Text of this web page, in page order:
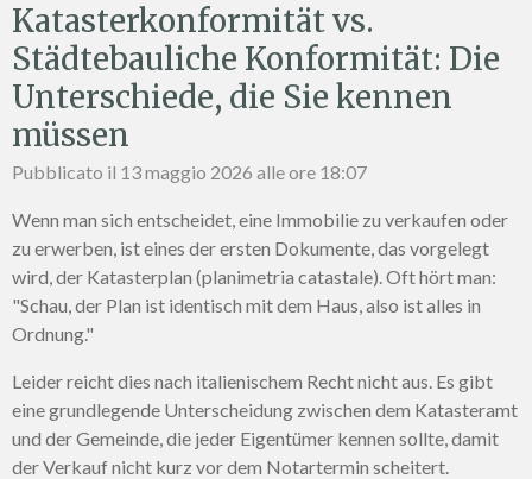
Katasterkonformität vs.
Städtebauliche Konformität: Die
Unterschiede, die Sie kennen
müssen
Pubblicato il 13 maggio 2026 alle ore 18:07
Wenn man sich entscheidet, eine Immobilie zu verkaufen oder
zu erwerben, ist eines der ersten Dokumente, das vorgelegt
wird, der Katasterplan (planimetria catastale). Oft hört man:
"Schau, der Plan ist identisch mit dem Haus, also ist alles in
Ordnung."
Leider reicht dies nach italienischem Recht nicht aus. Es gibt
eine grundlegende Unterscheidung zwischen dem Katasteramt
und der Gemeinde, die jeder Eigentümer kennen sollte, damit
der Verkauf nicht kurz vor dem Notartermin scheitert.